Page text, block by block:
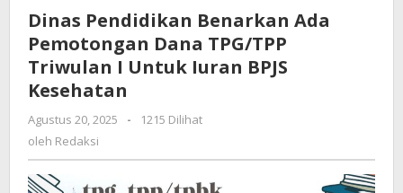
Ada
Pemotongan
Dana
I
Iuran
BPJS
Dinas Pendidikan Benarkan Ada
Pemotongan Dana TPG/TPP
Triwulan I Untuk Iuran BPJS
Kesehatan
Agustus 20, 2025
oleh
-
1215 Dilihat
oleh Redaksi